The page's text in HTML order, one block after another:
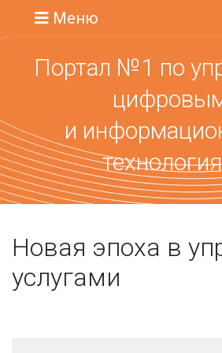
Меню
Портал №1 по
и
Новая эпоха в
услугами